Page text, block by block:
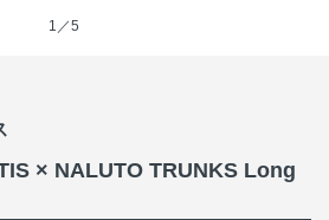
1／5
× NALUTO TRUNKS Long